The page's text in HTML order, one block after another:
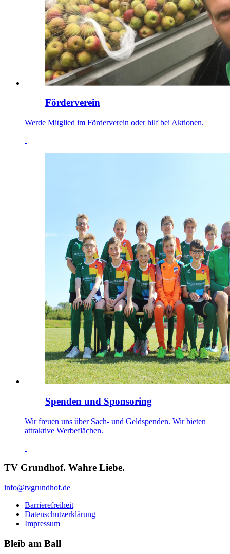
Förderverein
Werde Mitglied im Förderverein oder hilf bei Aktionen.
Spenden und Sponsoring
Wir freuen uns über Sach- und Geldspenden. Wir bieten
attraktive Werbeflächen.
TV Grundhof. Wahre Liebe.
info@tvgrundhof.de
Barrierefreiheit
Datenschutzerklärung
Impressum
Bleib am Ball